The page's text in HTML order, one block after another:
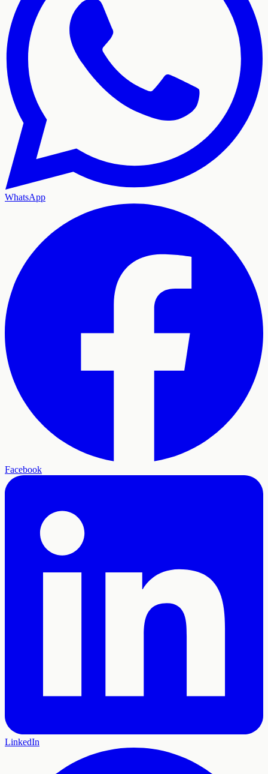
WhatsApp
Facebook
LinkedIn